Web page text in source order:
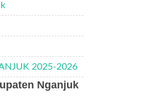
2025-2026
Nganjuk